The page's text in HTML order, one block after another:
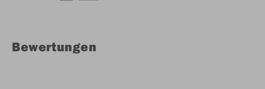
Bewertungen